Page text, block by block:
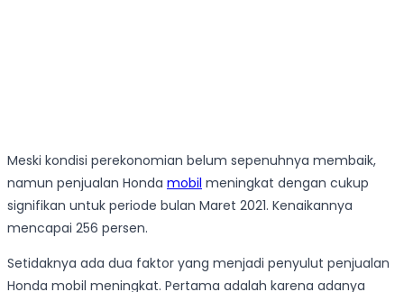
Meski kondisi perekonomian belum sepenuhnya membaik,
namun penjualan Honda mobil meningkat dengan cukup
signifikan untuk periode bulan Maret 2021. Kenaikannya
mencapai 256 persen.
Setidaknya ada dua faktor yang menjadi penyulut penjualan
Honda mobil meningkat. Pertama adalah karena adanya